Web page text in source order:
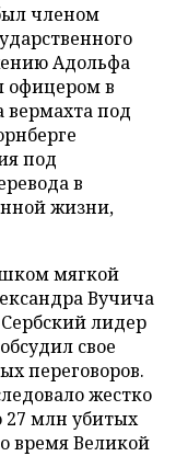
членом
Адольфа
офицером в
вермахта под
под
в
жизни,
мягкой
Вучича
лидер
свое
переговоров.
жестко
27 млн убитых
время Великой